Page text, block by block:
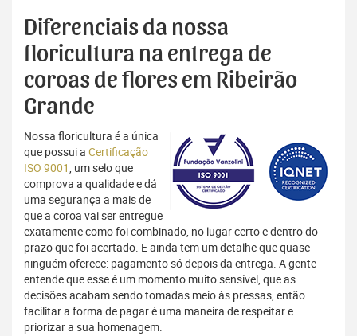
Diferenciais da nossa
floricultura na entrega de
coroas de flores em Ribeirão
Grande
Nossa floricultura é a única
que possui a Certificação
ISO 9001, um selo que
comprova a qualidade e dá
uma segurança a mais de
que a coroa vai ser entregue
exatamente como foi combinado, no lugar certo e dentro do
prazo que foi acertado. E ainda tem um detalhe que quase
ninguém oferece: pagamento só depois da entrega. A gente
entende que esse é um momento muito sensível, que as
decisões acabam sendo tomadas meio às pressas, então
facilitar a forma de pagar é uma maneira de respeitar e
priorizar a sua homenagem.